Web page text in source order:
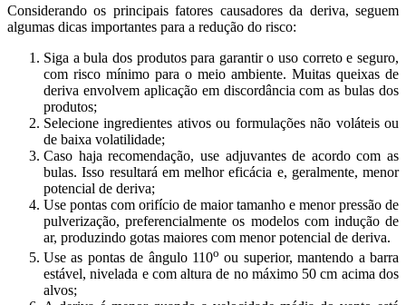
Considerando os principais fatores causadores da deriva, seguem
algumas dicas importantes para a redução do risco:
Siga a bula dos produtos para garantir o uso correto e seguro,
com risco mínimo para o meio ambiente. Muitas queixas de
deriva envolvem aplicação em discordância com as bulas dos
produtos;
Selecione ingredientes ativos ou formulações não voláteis ou
de baixa volatilidade;
Caso haja recomendação, use adjuvantes de acordo com as
bulas. Isso resultará em melhor eficácia e, geralmente, menor
potencial de deriva;
Use pontas com orifício de maior tamanho e menor pressão de
pulverização, preferencialmente os modelos com indução de
ar, produzindo gotas maiores com menor potencial de deriva.
Use as pontas de ângulo 110o ou superior, mantendo a barra
estável, nivelada e com altura de no máximo 50 cm acima dos
alvos;